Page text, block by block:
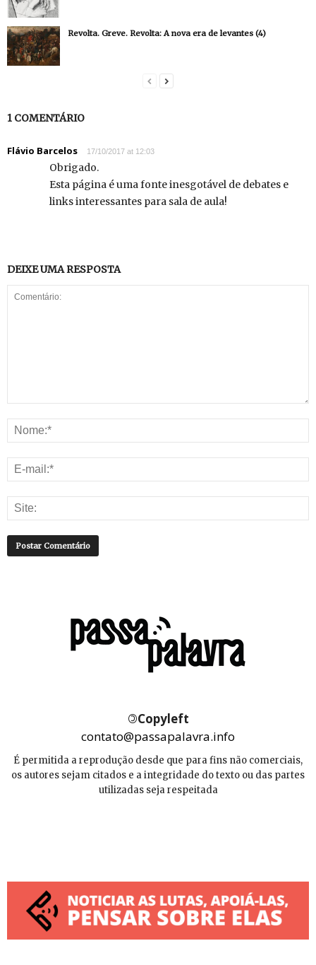
Revolta. Greve. Revolta: A nova era de levantes (4)
1 COMENTÁRIO
Flávio Barcelos 17/10/2017 at 12:03
Obrigado.
Esta página é uma fonte inesgotável de debates e
links interessantes para sala de aula!
DEIXE UMA RESPOSTA
©Copyleft
contato@passapalavra.info
É permitida a reprodução desde que para fins não comerciais,
os autores sejam citados e a integridade do texto ou das partes
utilizadas seja respeitada